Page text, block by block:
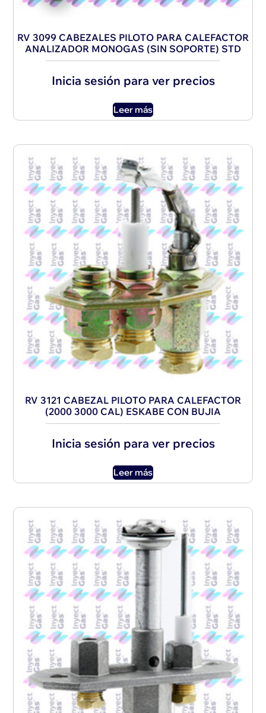
RV 3099 CABEZALES PILOTO PARA CALEFACTOR
ANALIZADOR MONOGAS (SIN SOPORTE) STD
Inicia sesión para ver precios
Leer más
RV 3121 CABEZAL PILOTO PARA CALEFACTOR
(2000 3000 CAL) ESKABE CON BUJIA
Inicia sesión para ver precios
Leer más